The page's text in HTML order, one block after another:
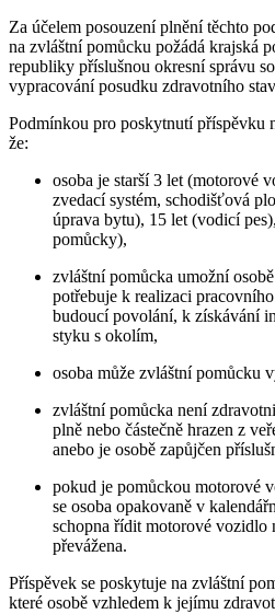
Za účelem posouzení plnění těchto
na zvláštní pomůcku požádá krajská
republiky příslušnou okresní správu
vypracování posudku zdravotního
Podmínkou pro poskytnutí příspěvku
že:
osoba je starší 3 let (motorové
zvedací systém, schodišťová
úprava bytu), 15 let (vodicí
pomůcky),
zvláštní pomůcka umožní
potřebuje k realizaci
budoucí povolání, k získávání
styku s okolím,
osoba může zvláštní pomůcku
zvláštní pomůcka není
plně nebo částečně hrazen z
anebo je osobě zapůjčen
pokud je pomůckou motorové
se osoba opakovaně v
schopna řídit motorové vozidlo
převážena.
Příspěvek se poskytuje na zvláštní
které osobě vzhledem k jejímu